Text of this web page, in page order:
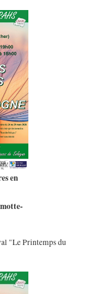
en
"Le Printemps du